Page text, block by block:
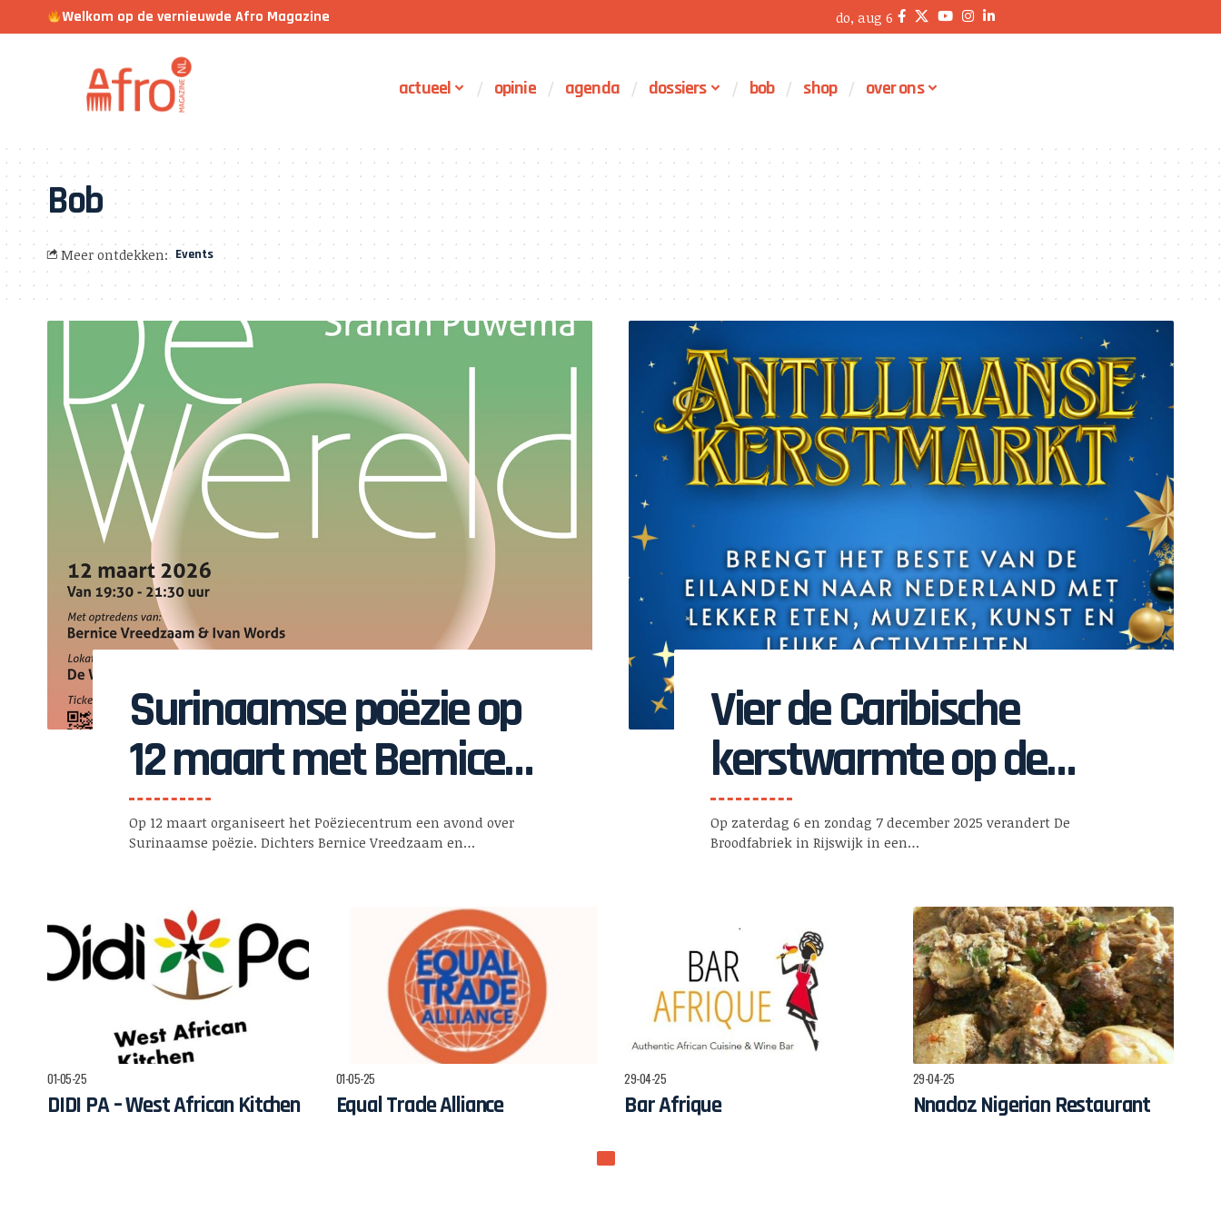
Welkom op de vernieuwde Afro Magazine do, aug 6
actueel opinie agenda dossiers bob shop over ons
Bob
Meer ontdekken: Events
Surinaamse poëzie op
12 maart met Bernice
Vreedzaam en Ivan
Words
Op 12 maart organiseert het Poëziecentrum een avond over
Surinaamse poëzie. Dichters Bernice Vreedzaam en…
Vier de Caribische
kerstwarmte op de
Antilliaanse Kerstmarkt
Op zaterdag 6 en zondag 7 december 2025 verandert De
Broodfabriek in Rijswijk in een…
01-05-25
DIDI PA – West African Kitchen
01-05-25
Equal Trade Alliance
29-04-25
Bar Afrique
29-04-25
Nnadoz Nigerian Restaurant